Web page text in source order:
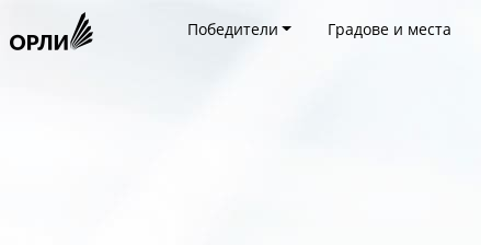
Победители Градове и места